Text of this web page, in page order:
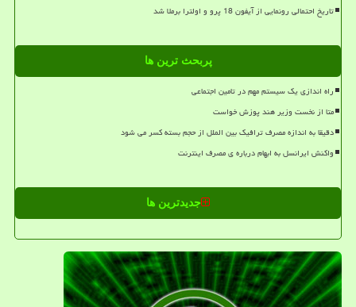
تاریخ احتمالی رونمایی از آیفون 18 پرو و اولترا برملا شد
پربحث ترین ها
راه اندازی یک سیستم مهم در تامین اجتماعی
متا از نخست وزیر هند پوزش خواست
دقیقا به اندازه مصرف ترافیک بین الملل از حجم بسته کسر می شود
واکنش ایرانسل به ابهام درباره ی مصرف اینترنت
جدیدترین ها